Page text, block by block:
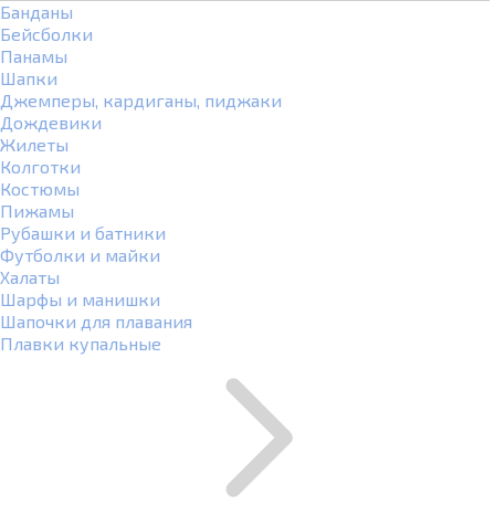
Банданы
Бейсболки
Панамы
Шапки
Джемперы, кардиганы, пиджаки
Дождевики
Жилеты
Колготки
Костюмы
Пижамы
Рубашки и батники
Футболки и майки
Халаты
Шарфы и манишки
Шапочки для плавания
Плавки купальные